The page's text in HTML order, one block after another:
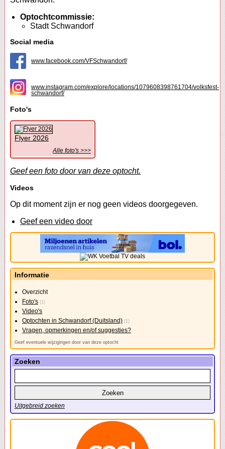
Optochtcommissie:
Stadt Schwandorf
Social media
www.facebook.com/VFSchwandorf/
www.instagram.com/explore/locations/1079608398761704/volksfest-
schwandorf/
Foto's
Flyer 2026
Alle foto's >>>
Geef een foto door van deze optocht.
Videos
Op dit moment zijn er nog geen videos doorgegeven.
Geef een video door
Informatie
Overzicht
Foto's (1)
Video's
Optochten in Schwandorf (Duitsland) (1)
Vragen, opmerkingen en/of suggesties?
Geef eventuele wijzigingen door van deze optocht
Zoeken
Uitgebreid zoeken